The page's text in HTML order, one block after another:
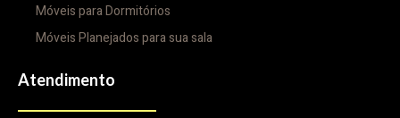
Móveis para Dormitórios
Móveis Planejados para sua sala
Atendimento